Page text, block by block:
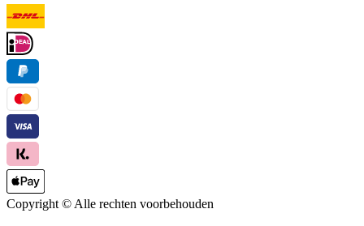
Copyright © Alle rechten voorbehouden